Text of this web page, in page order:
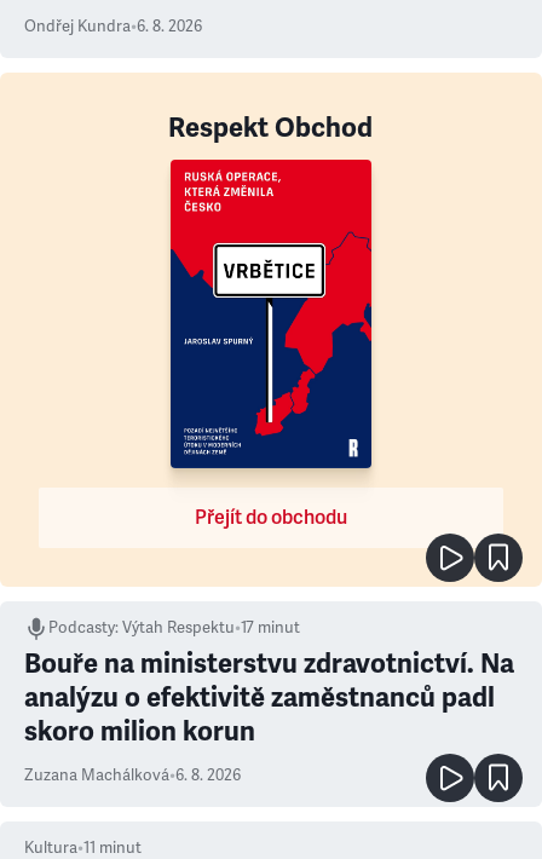
Ondřej Kundra•6. 8. 2026
Respekt Obchod
Přejít do obchodu
Podcasty:Výtah Respektu•17 minut
Bouře na ministerstvu zdravotnictví. Na
analýzu o efektivitě zaměstnanců padl
skoro milion korun
Zuzana Machálková•6. 8. 2026
Kultura•11 minut